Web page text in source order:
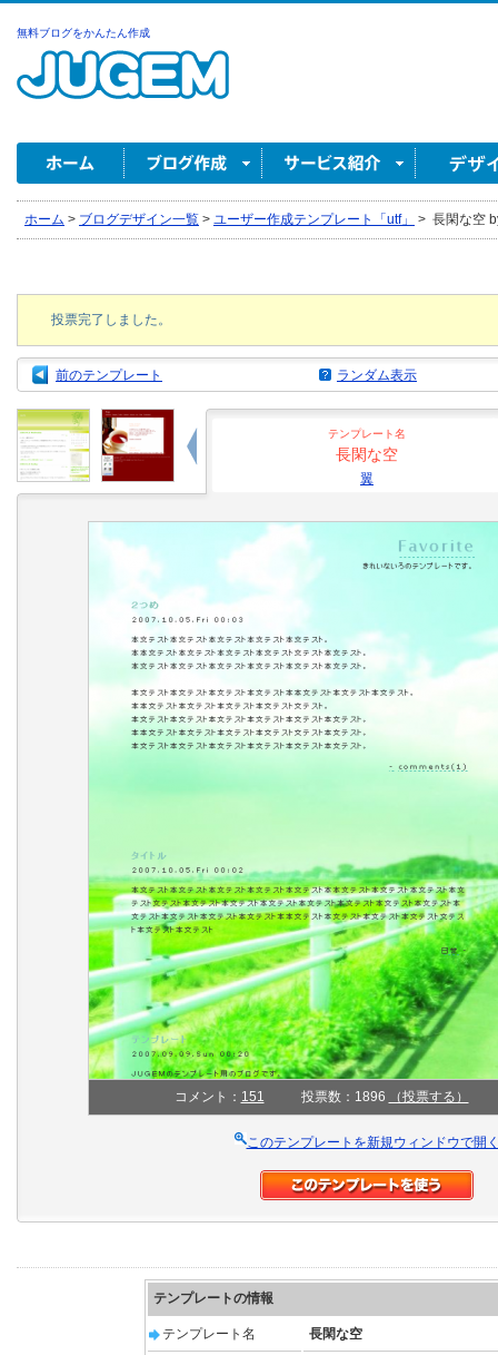
無料ブログをかんたん作成
ホーム > ブログデザイン一覧 > ユーザー作成テンプレート「utf」 > 長閑な空
投票完了しました。
前のテンプレート ランダム表示
テンプレート名
長閑な空
翼
コメント： 151 投票数：1896 （投票する）
このテンプレートを新規ウィンドウで開
テンプレートの情報
テンプレート名 長閑な空